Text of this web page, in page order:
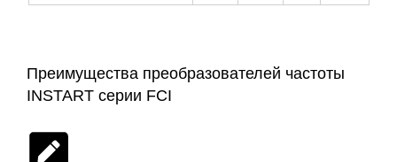
Преимущества преобразователей частоты
INSTART серии FCI